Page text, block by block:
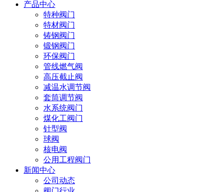
产品中心
特种阀门
特材阀门
铸钢阀门
锻钢阀门
环保阀门
管线燃气阀
高压截止阀
减温水调节阀
套筒调节阀
水系统阀门
煤化工阀门
针型阀
球阀
核电阀
公用工程阀门
新闻中心
公司动态